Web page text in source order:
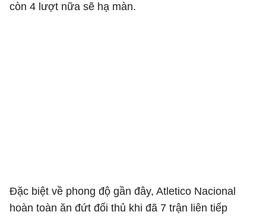
còn 4 lượt nữa sẽ hạ màn.
Đặc biệt về phong độ gần đây, Atletico Nacional
hoàn toàn ăn đứt đối thủ khi đã 7 trận liên tiếp